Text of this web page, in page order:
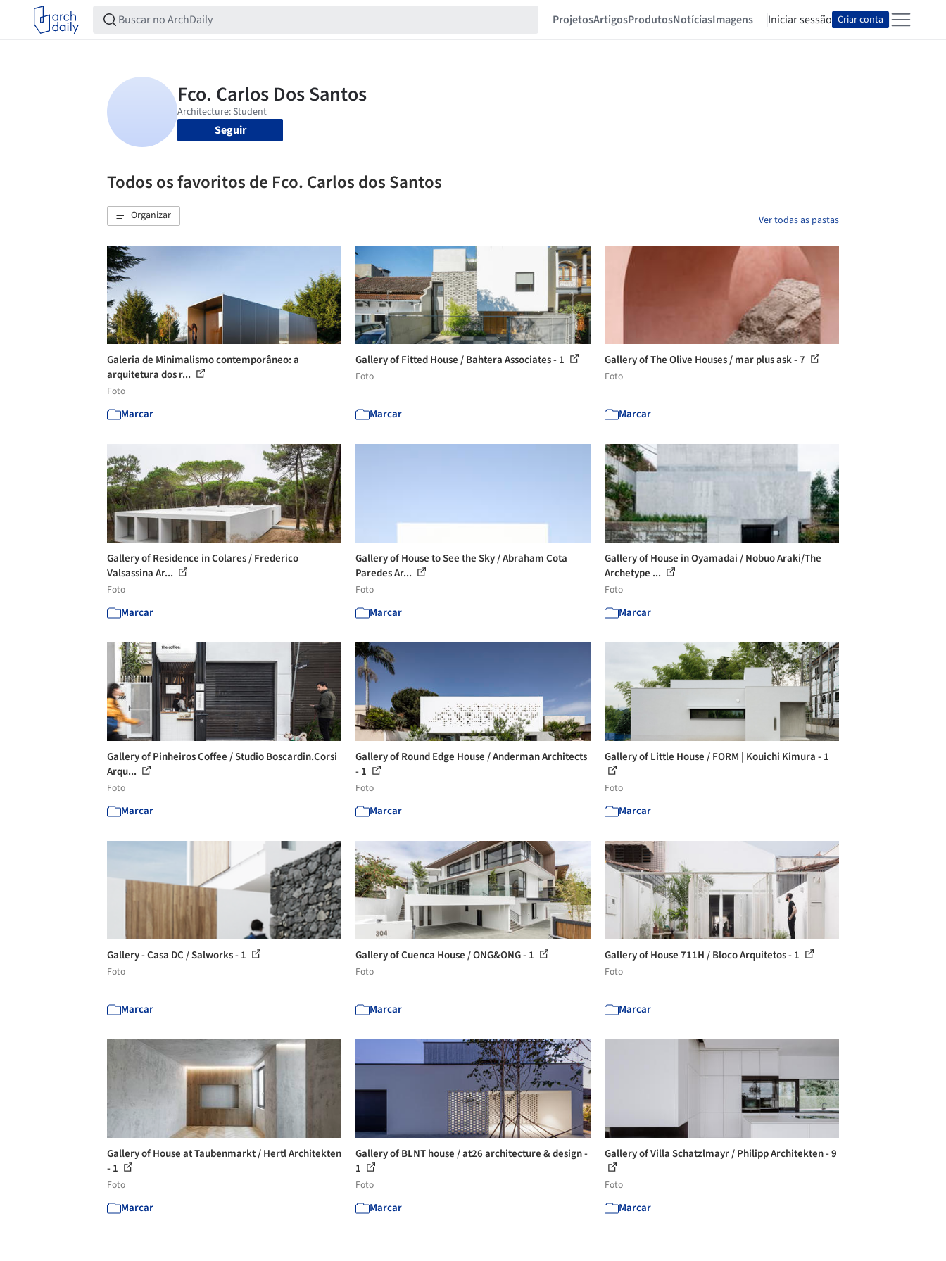
ProjetosArtigosProdutosNotíciasImagens Iniciar sessão Criar conta
Seguir
Todos os favoritos de Fco. Carlos dos Santos
Organizar Ver todas as pastas
Galeria de Minimalismo contemporâneo: a
arquitetura dos r...
Foto
Marcar
Gallery of Fitted House / Bahtera Associates - 1
Foto
Marcar
Gallery of The Olive Houses / mar plus ask - 7
Foto
Marcar
Gallery of Residence in Colares / Frederico
Valsassina Ar...
Foto
Marcar
Gallery of House to See the Sky / Abraham Cota
Paredes Ar...
Foto
Marcar
Gallery of House in Oyamadai / Nobuo Araki/The
Archetype ...
Foto
Marcar
Gallery of Pinheiros Coffee / Studio Boscardin.Corsi
Arqu...
Foto
Marcar
Gallery of Round Edge House / Anderman Architects
- 1
Foto
Marcar
Gallery of Little House / FORM | Kouichi Kimura - 1
Foto
Marcar
Gallery - Casa DC / Salworks - 1
Foto
Marcar
Gallery of Cuenca House / ONG&ONG - 1
Foto
Marcar
Gallery of House 711H / Bloco Arquitetos - 1
Foto
Marcar
Gallery of House at Taubenmarkt / Hertl Architekten
- 1
Foto
Marcar
Gallery of BLNT house / at26 architecture & design -
1
Foto
Marcar
Gallery of Villa Schatzlmayr / Philipp Architekten - 9
Foto
Marcar